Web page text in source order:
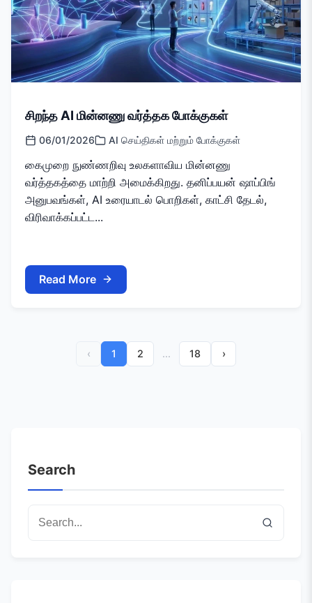
சிறந்த AI மின்னணு வர்த்தக போக்குகள்
06/01/2026 AI செய்திகள் மற்றும் போக்குகள்
கைமுறை நுண்ணறிவு உலகளாவிய மின்னணு
வர்த்தகத்தை மாற்றி அமைக்கிறது. தனிப்பயன் ஷாப்பிங்
அனுபவங்கள், AI உரையாடல் பொறிகள், காட்சி தேடல்,
விரிவாக்கப்பட்ட...
Read More
‹ 1 2 ... 18 ›
Search